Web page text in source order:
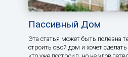
Пассивный Дом
Эта статья может быть полезна
строить свой дом и хочет